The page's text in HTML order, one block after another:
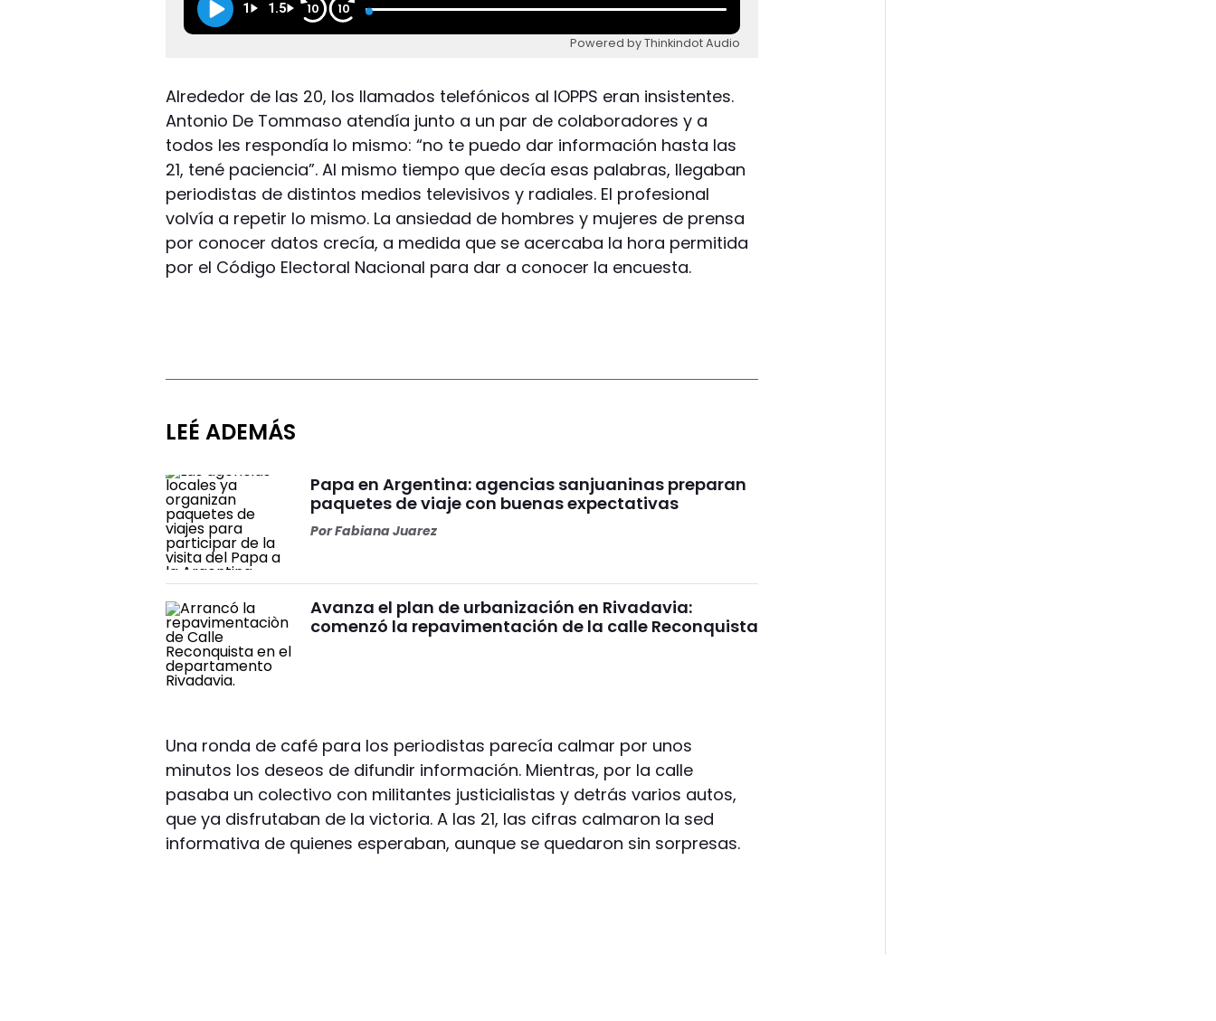
1 1.5 10 10
Powered by Thinkindot Audio
Alrededor de las 20, los llamados telefónicos al IOPPS eran insistentes.
Antonio De Tommaso atendía junto a un par de colaboradores y a
todos les respondía lo mismo: “no te puedo dar información hasta las
21, tené paciencia”. Al mismo tiempo que decía esas palabras, llegaban
periodistas de distintos medios televisivos y radiales. El profesional
volvía a repetir lo mismo. La ansiedad de hombres y mujeres de prensa
por conocer datos crecía, a medida que se acercaba la hora permitida
por el Código Electoral Nacional para dar a conocer la encuesta.
LEÉ ADEMÁS
Papa en Argentina: agencias sanjuaninas preparan
paquetes de viaje con buenas expectativas
PorFabiana Juarez
Avanza el plan de urbanización en Rivadavia:
comenzó la repavimentación de la calle Reconquista
Una ronda de café para los periodistas parecía calmar por unos
minutos los deseos de difundir información. Mientras, por la calle
pasaba un colectivo con militantes justicialistas y detrás varios autos,
que ya disfrutaban de la victoria. A las 21, las cifras calmaron la sed
informativa de quienes esperaban, aunque se quedaron sin sorpresas.